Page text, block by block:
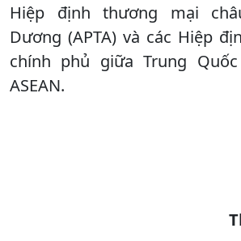
Hiệp định thương mại
Dương (APTA) và các Hiệp
chính phủ giữa Trung
ASEAN.